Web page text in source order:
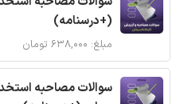
(+درسنامه)
مبلغ: ۶۳۸,۰۰۰ تومان
سوالات مصاحبه